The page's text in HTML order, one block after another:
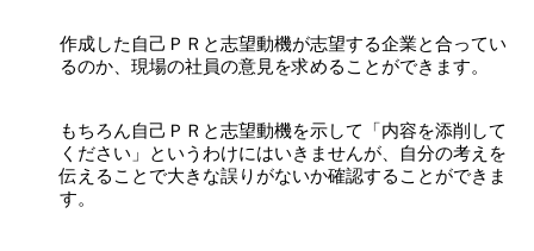
作成した自己ＰＲと志望動機が志望する企業と合ってい
るのか、現場の社員の意見を求めることができます。
もちろん自己ＰＲと志望動機を示して「内容を添削して
ください」というわけにはいきませんが、自分の考えを
伝えることで大きな誤りがないか確認することができま
す。